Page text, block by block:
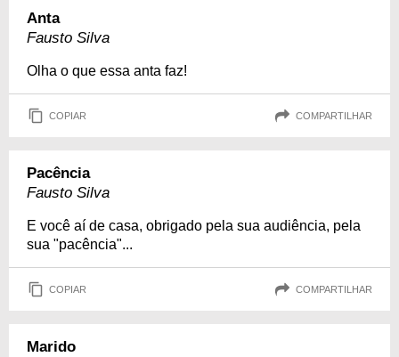
Anta
Fausto Silva
Olha o que essa anta faz!
COPIAR COMPARTILHAR
Pacência
Fausto Silva
E você aí de casa, obrigado pela sua audiência, pela
sua "pacência"...
COPIAR COMPARTILHAR
Marido